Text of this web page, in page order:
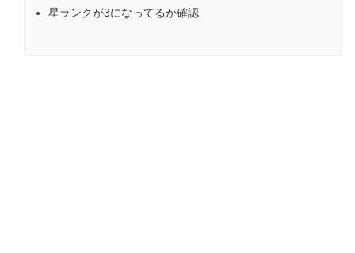
星ランクが3になってるか確認